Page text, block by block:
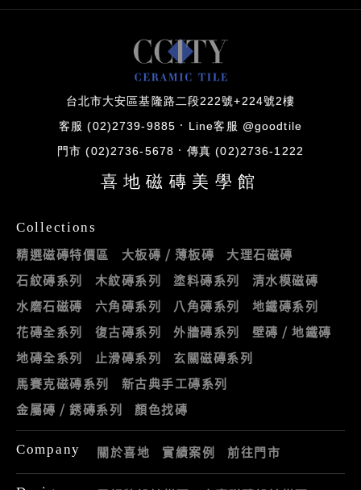
台北市大安區基隆路二段222號+224號2樓
客服 (02)2739-9885 Line客服 @goodtile
門市 (02)2736-5678 傳真 (02)2736-1222
喜地磁磚美學館
Collections
精選磁磚特價區 大板磚 / 薄板磚
大理石磁磚
石紋磚系列
木紋磚系列 塗料磚系列
清水模磁磚
水磨石磁磚
六角磚系列 八角磚系列
地鐵磚系列
花磚全系列
復古磚系列 外牆磚系列
壁磚 / 地鐵磚
地磚全系列
止滑磚系列
玄關磁磚系列
馬賽克磁磚系列
新古典手工磚系列
金屬磚 / 銹磚系列
顏色找磚
Company 關於喜地 實績案例 前往門市